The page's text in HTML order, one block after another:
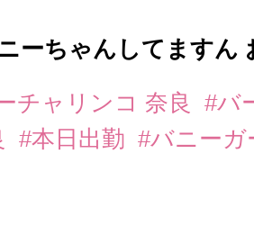
ーちゃんしてますん
チャリンコ 奈良
#バ
#本日出勤 #バニー